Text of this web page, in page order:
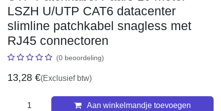
U/UTP CAT6 datacenter slimline
patchkabel snagless met RJ45
connectoren
(0 beoordeling)
13,28€(Exclusief btw)
Aan winkelmandje toevoegen